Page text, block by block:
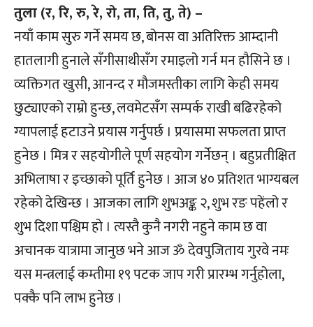
तुला (र, रि, रु, रे, रो, ता, ति, तु, ते) –
नयाँ काम सुरु गर्ने समय छ, बोनस वा अतिरिक्त आम्दानी
हातलागी हुनाले सँगीसाथीसँग रमाइलो गर्न मन हौसिने छ ।
व्यक्तिगत खुसी, आनन्द र मौजमस्तीका लागि केही समय
छुट्याएको राम्रो हुन्छ, लवमेटसँग सम्पर्क राखी बढिरहेको
ग्यापलाई हटाउने प्रयास गर्नुपर्छ । प्रयासमा सफलता प्राप्त
हुनेछ । मित्र र सहयोगीले पूर्ण सहयोग गर्नेछन् । बहुप्रतीक्षित
अभिलाषा र इच्छाको पूर्ति हुनेछ । आज ४० प्रतिशत भाग्यबल
रहेको देखिन्छ । आजका लागि शुभअङ्क २, शुभ रङ पहेंलो र
शुभ दिशा पश्चिम हो । त्यस्तै कुनै नगरी नहुने काम छ वा
अचानक यात्रामा जानुछ भने आज ॐ देवपुजिताय गुरवे नमः
यस मन्त्रलाई कम्तीमा १९ पटक जाप गरी प्रारम्भ गर्नुहोला,
पक्कै पनि लाभ हुनेछ ।